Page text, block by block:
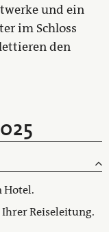
und ein
im Schloss
den
Hotel.
Reiseleitung.